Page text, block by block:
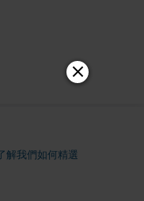
了解我們如何精選